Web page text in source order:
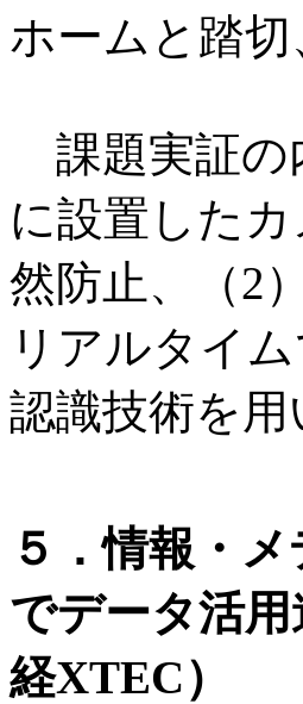
ホームと踏
課題実証の
に設置した
然防止、（2
リアルタイ
認識技術を
５．情報・
でデータ活
経XTEC）